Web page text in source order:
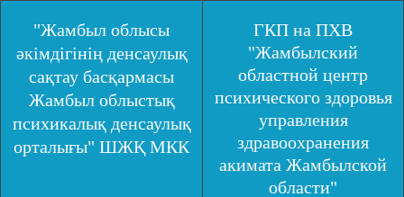
"Жамбыл облысы
әкімдігінің денсаулық
сақтау басқармасы
Жамбыл облыстық
психикалық денсаулық
орталығы" ШЖҚ МКК
ГКП на ПХВ
"Жамбылский
областной центр
психического здоровья
управления
здравоохранения
акимата Жамбылской
области"